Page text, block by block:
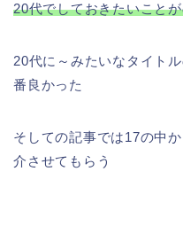
20代でしておきたいこと
20代に～みたいなタイト
番良かった
そしての記事では17の中
介させてもらう